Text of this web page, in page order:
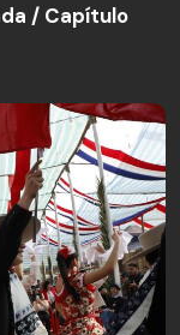
/ Capítulo